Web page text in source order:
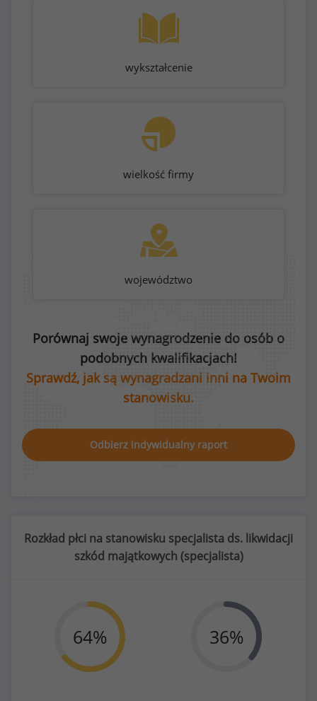
wykształcenie
wielkość firmy
województwo
Porównaj swoje wynagrodzenie do osób o
podobnych kwalifikacjach!
Sprawdź, jak są wynagradzani inni na Twoim
stanowisku.
Odbierz indywidualny raport
Rozkład płci na stanowisku specjalista ds. likwidacji
szkód majątkowych (specjalista)
64% 36%